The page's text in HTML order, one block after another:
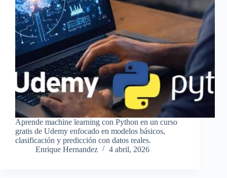
Aprende machine learning con Python en un curso
gratis de Udemy enfocado en modelos básicos,
clasificación y predicción con datos reales.
Enrique Hernandez
4 abril, 2026